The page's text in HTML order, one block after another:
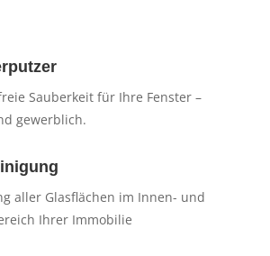
Sauberkeit für Ihre Fenster –
gewerblich.
aller Glasflächen im Innen- und
Ihrer Immobilie